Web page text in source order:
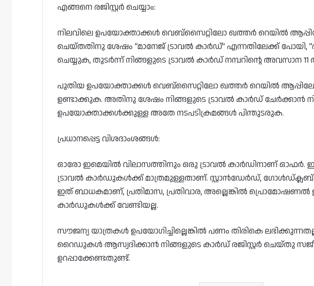
എങ്ങനെ രജിസ്റ്റർ ചെയ്യാം:
നിലവിലെ ഉപയോക്താക്കൾ വെബ്‌സൈറ്റിലോ ഖത്തർ റെയിൽ
ചെയ്‌തതിനു ശേഷം “മാനേജ് ട്രാവൽ കാർഡ്” എന്നതിലേക്ക് പോയി,
ചെയ്യുക, തുടർന്ന് നിങ്ങളുടെ ട്രാവൽ കാർഡ് നമ്പറിൻ്റെ അവസാന
പുതിയ ഉപയോക്താക്കൾ വെബ്‌സൈറ്റിലോ ഖത്തർ റെയിൽ
ഉണ്ടാക്കുക. അതിനു ശേഷം നിങ്ങളുടെ ട്രാവൽ കാർഡ് ചേർക്കാൻ
ഉപയോക്താക്കൾക്കുള്ള അതേ നടപടിക്രമങ്ങൾ പിന്തുടരുക.
പ്രധാനപ്പെട്ട വിശദാംശങ്ങൾ:
ഓരോ ഇമെയിൽ വിലാസത്തിനും ഒരു ട്രാവൽ കാർഡിനാണ് ഓഫർ.
ട്രാവൽ കാർഡുകൾക്ക് മാത്രമുള്ളതാണ്. സ്റ്റാൻഡേർഡ്,
ഇത് ബാധകമാണ്, പ്രതിമാസ, പ്രതിവാര, അല്ലെങ്കിൽ പ്രൊമോഷണൽ
കാർഡുകൾക്ക് വേണ്ടിയല്ല.
സൗജന്യ യാത്രകൾ ഉപയോഗിച്ചില്ലെങ്കിൽ പണം തിരികെ
റൈഡുകൾ ആസ്വദിക്കാൻ നിങ്ങളുടെ കാർഡ് രജിസ്റ്റർ ചെയ്‌തു
ഉറപ്പാക്കേണ്ടതുണ്ട്.